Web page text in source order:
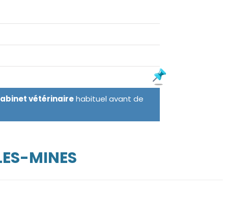
vétérinairehabituel avant de
MINES